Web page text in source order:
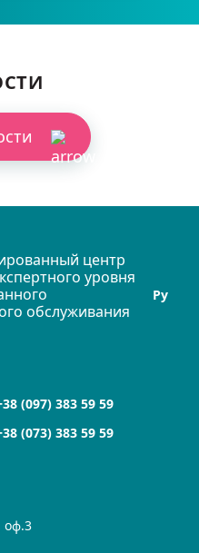
центр
уровня
обслуживания
Ру
оф.3
(097) 383 59 59
(073) 383 59 59